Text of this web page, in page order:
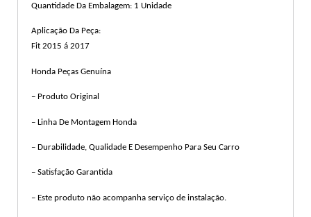
Quantidade Da Embalagem: 1 Unidade
Aplicação Da Peça:
Fit 2015 á 2017
Honda Peças Genuína
– Produto Original
– Linha De Montagem Honda
– Durabilidade, Qualidade E Desempenho Para Seu Carro
– Satisfação Garantida
– Este produto não acompanha serviço de instalação.